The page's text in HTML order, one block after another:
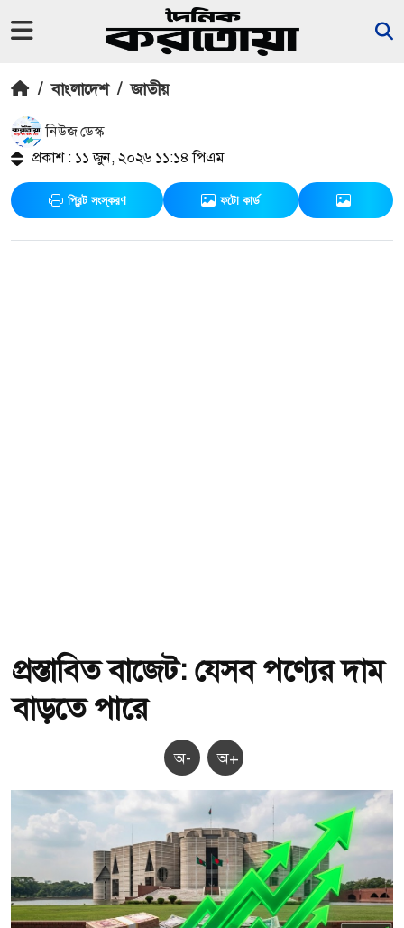
/ বাংলাদেশ / জাতীয়
নিউজ ডেস্ক
প্রকাশ : ১১ জুন, ২০২৬ ১১:১৪ পিএম
প্রিন্ট সংস্করণ ফটো কার্ড
প্রস্তাবিত বাজেট: যেসব পণ্যের দাম
বাড়তে পারে
অ- অ+